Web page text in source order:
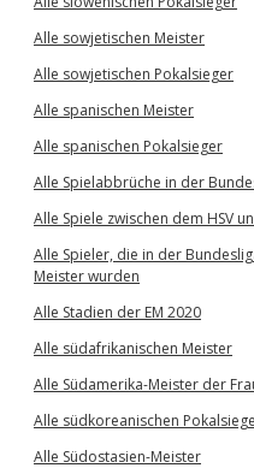
Alle sowjetischen Meister
Alle sowjetischen Pokalsieger
Alle spanischen Meister
Alle spanischen Pokalsieger
Alle Spielabbrüche in der
Alle Spiele zwischen dem HSV
Alle Spieler, die in der
Meister wurden
Alle Stadien der EM 2020
Alle südafrikanischen Meister
Alle Südamerika-Meister der
Alle südkoreanischen
Alle Südostasien-Meister